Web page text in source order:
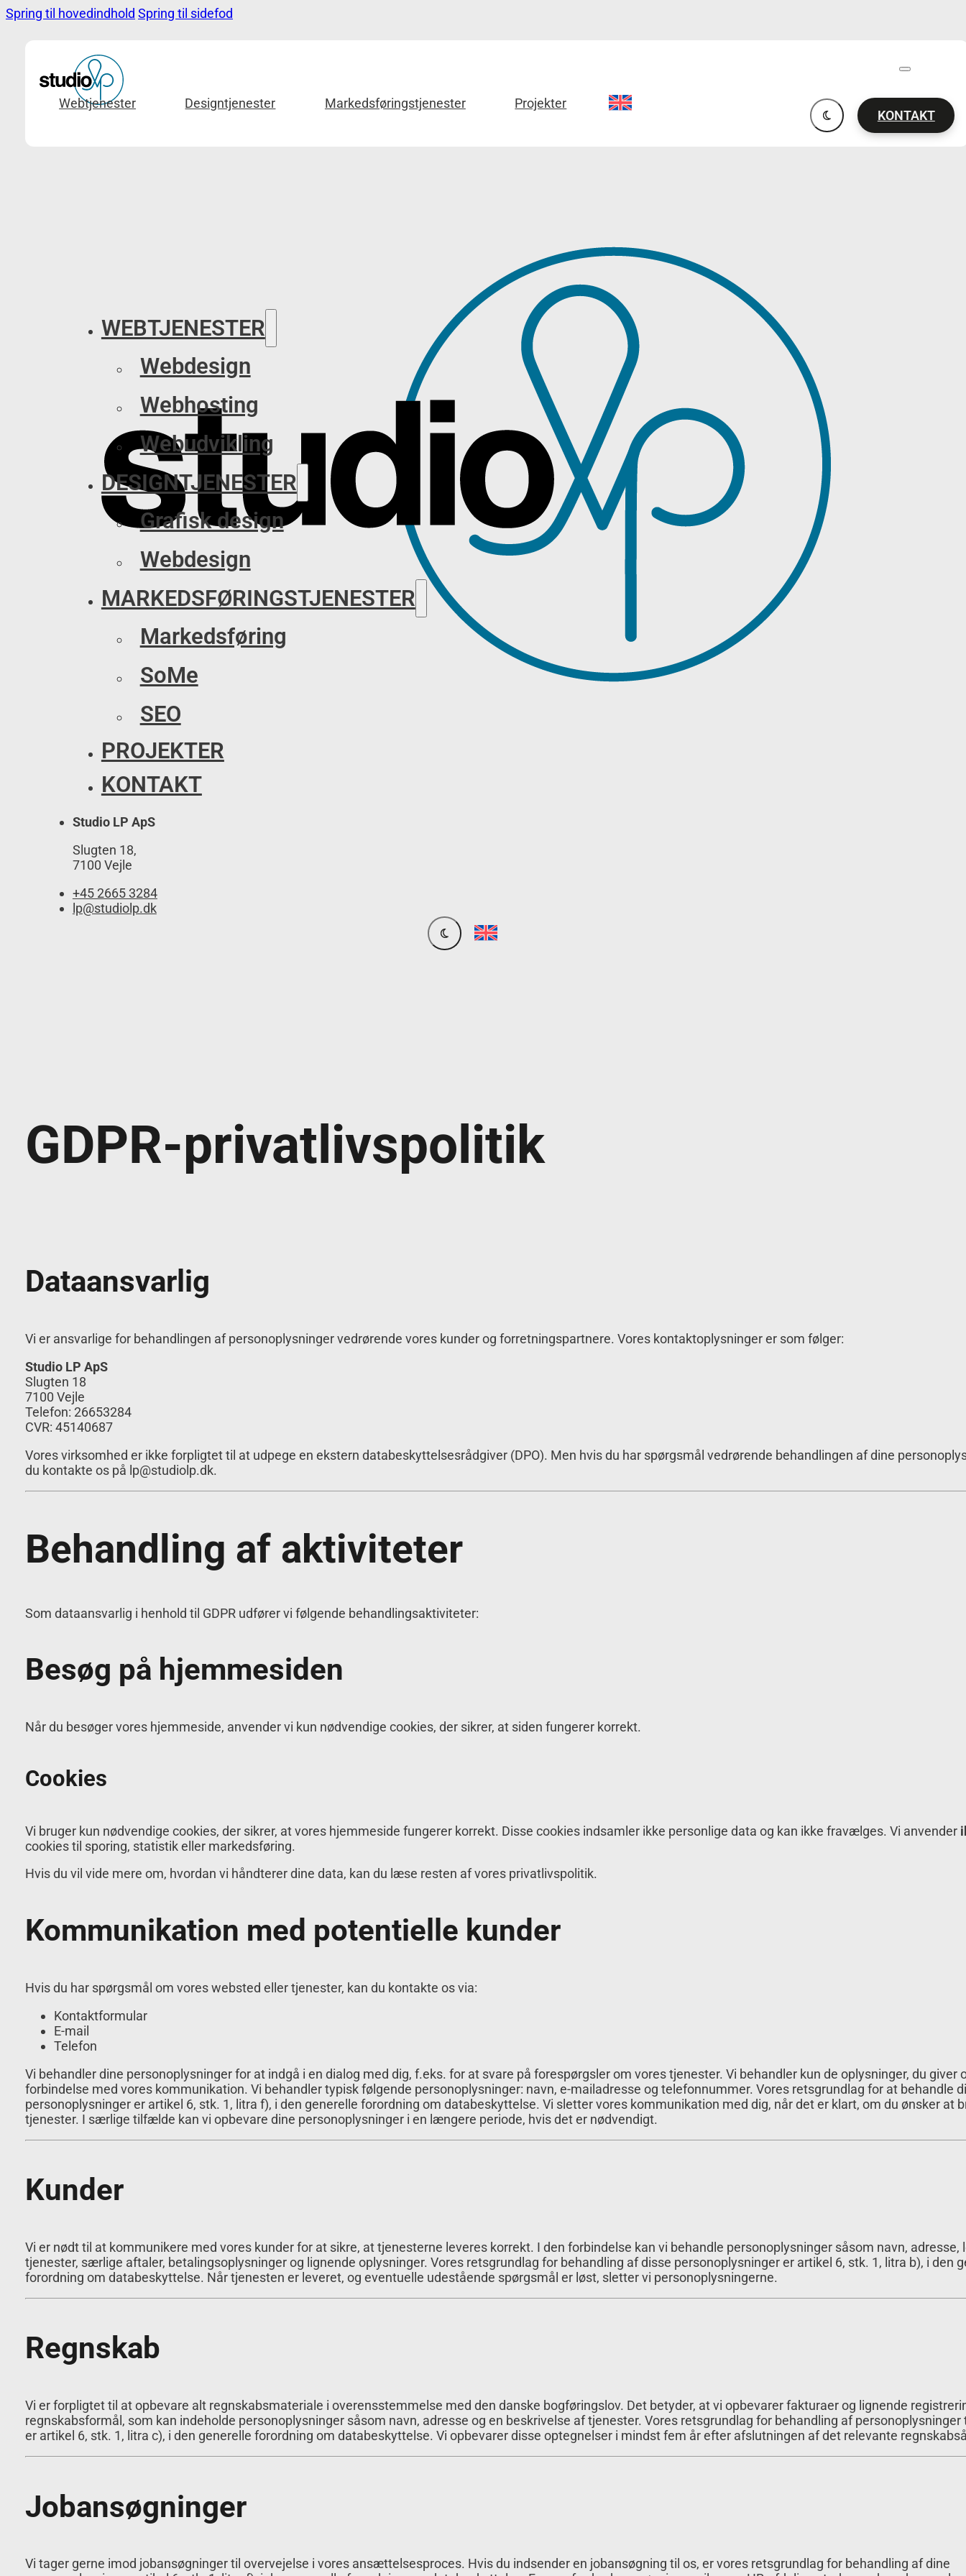
Spring til hovedindhold Spring til sidefod
Webtjenester Designtjenester Markedsføringstjenester
Projekter
KONTAKT
WEBTJENESTER
Webdesign
Webhosting
Webudvikling
DESIGNTJENESTER
Grafisk design
Webdesign
MARKEDSFØRINGSTJENESTER
Markedsføring
SoMe
SEO
PROJEKTER
KONTAKT
Studio LP ApS
Slugten 18,
7100 Vejle
+45 2665 3284
lp@studiolp.dk
GDPR-privatlivspolitik
Dataansvarlig
Vi er ansvarlige for behandlingen af personoplysninger vedrørende vores kunder og forretningspartnere. Vores kontaktoplysninger er som følger:
Studio LP ApS
Slugten 18
7100 Vejle
Telefon: 26653284
CVR: 45140687
Vores virksomhed er ikke forpligtet til at udpege en ekstern databeskyttelsesrådgiver (DPO). Men hvis du har spørgsmål vedrørende behandlingen af dine
du kontakte os på lp@studiolp.dk.
Behandling af aktiviteter
Som dataansvarlig i henhold til GDPR udfører vi følgende behandlingsaktiviteter:
Besøg på hjemmesiden
Når du besøger vores hjemmeside, anvender vi kun nødvendige cookies, der sikrer, at siden fungerer korrekt.
Cookies
Vi bruger kun nødvendige cookies, der sikrer, at vores hjemmeside fungerer korrekt. Disse cookies indsamler ikke personlige data og kan ikke fravælges. Vi anvender
cookies til sporing, statistik eller markedsføring.
Hvis du vil vide mere om, hvordan vi håndterer dine data, kan du læse resten af vores privatlivspolitik.
Kommunikation med potentielle kunder
Hvis du har spørgsmål om vores websted eller tjenester, kan du kontakte os via:
Kontaktformular
E-mail
Telefon
Vi behandler dine personoplysninger for at indgå i en dialog med dig, f.eks. for at svare på forespørgsler om vores tjenester. Vi behandler kun de oplysninger, du giver
forbindelse med vores kommunikation. Vi behandler typisk følgende personoplysninger: navn, e-mailadresse og telefonnummer. Vores retsgrundlag for at behandle
personoplysninger er artikel 6, stk. 1, litra f), i den generelle forordning om databeskyttelse. Vi sletter vores kommunikation med dig, når det er klart, om du ønsker at
tjenester. I særlige tilfælde kan vi opbevare dine personoplysninger i en længere periode, hvis det er nødvendigt.
Kunder
Vi er nødt til at kommunikere med vores kunder for at sikre, at tjenesterne leveres korrekt. I den forbindelse kan vi behandle personoplysninger såsom navn, adresse,
tjenester, særlige aftaler, betalingsoplysninger og lignende oplysninger. Vores retsgrundlag for behandling af disse personoplysninger er artikel 6, stk. 1, litra b), i den
forordning om databeskyttelse. Når tjenesten er leveret, og eventuelle udestående spørgsmål er løst, sletter vi personoplysningerne.
Regnskab
Vi er forpligtet til at opbevare alt regnskabsmateriale i overensstemmelse med den danske bogføringslov. Det betyder, at vi opbevarer fakturaer og lignende
regnskabsformål, som kan indeholde personoplysninger såsom navn, adresse og en beskrivelse af tjenester. Vores retsgrundlag for behandling af personoplysninger
er artikel 6, stk. 1, litra c), i den generelle forordning om databeskyttelse. Vi opbevarer disse optegnelser i mindst fem år efter afslutningen af det relevante
Jobansøgninger
Vi tager gerne imod jobansøgninger til overvejelse i vores ansættelsesproces. Hvis du indsender en jobansøgning til os, er vores retsgrundlag for behandling af dine